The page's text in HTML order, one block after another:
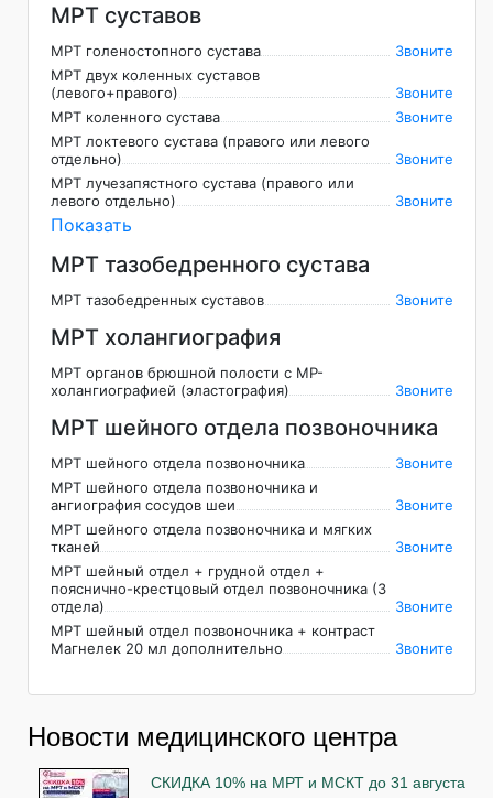
МРТ суставов
МРТ голеностопного сустава
Звоните
МРТ двух коленных суставов
(левого+правого)
Звоните
МРТ коленного сустава
Звоните
МРТ локтевого сустава (правого или левого
отдельно)
Звоните
МРТ лучезапястного сустава (правого или
левого отдельно)
Звоните
Показать
МРТ тазобедренного сустава
МРТ тазобедренных суставов Звоните
МРТ холангиография
МРТ органов брюшной полости с МР-
холангиографией (эластография)
Звоните
МРТ шейного отдела позвоночника
МРТ шейного отдела позвоночника
Звоните
МРТ шейного отдела позвоночника и
ангиография сосудов шеи
Звоните
МРТ шейного отдела позвоночника и мягких
тканей
Звоните
МРТ шейный отдел + грудной отдел +
пояснично-крестцовый отдел позвоночника (3
отдела)
Звоните
МРТ шейный отдел позвоночника + контраст
Магнелек 20 мл дополнительно
Звоните
Новости медицинского центра
СКИДКА 10% на МРТ и МСКТ до 31 августа